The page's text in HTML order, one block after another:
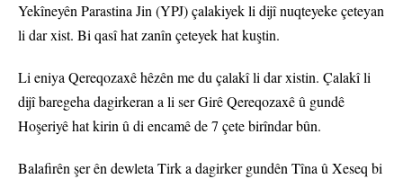
Yekîneyên Parastina Jin (YPJ) çalakiyek li dijî nuqteyeke çeteyan
li dar xist. Bi qasî hat zanîn çeteyek hat kuştin.
Li eniya Qereqozaxê hêzên me du çalakî li dar xistin. Çalakî li
dijî baregeha dagirkeran a li ser Girê Qereqozaxê û gundê
Hoşeriyê hat kirin û di encamê de 7 çete birîndar bûn.
Balafirên şer ên dewleta Tirk a dagirker gundên Tîna û Xeseq bi